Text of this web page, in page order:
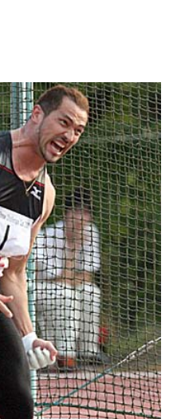
ベンチプレス）